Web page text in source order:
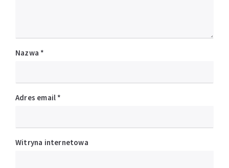
Nazwa *
Adres email *
Witryna internetowa